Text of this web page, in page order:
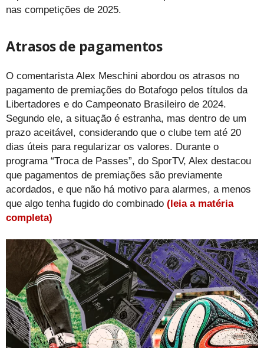
nas competições de 2025.
Atrasos de pagamentos
O comentarista Alex Meschini abordou os atrasos no
pagamento de premiações do Botafogo pelos títulos da
Libertadores e do Campeonato Brasileiro de 2024.
Segundo ele, a situação é estranha, mas dentro de um
prazo aceitável, considerando que o clube tem até 20
dias úteis para regularizar os valores. Durante o
programa “Troca de Passes”, do SporTV, Alex destacou
que pagamentos de premiações são previamente
acordados, e que não há motivo para alarmes, a menos
que algo tenha fugido do combinado (leia a matéria
completa)